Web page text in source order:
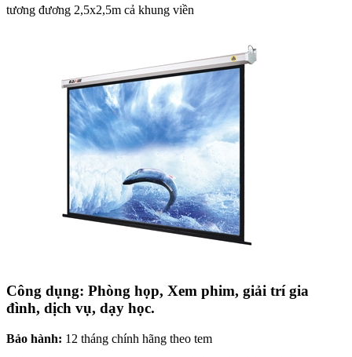
tương đương 2,5x2,5m cả khung viền
Công dụng: Phòng họp, Xem phim, giải trí gia
đình, dịch vụ, dạy học.
Bảo hành: 12 tháng chính hãng theo tem